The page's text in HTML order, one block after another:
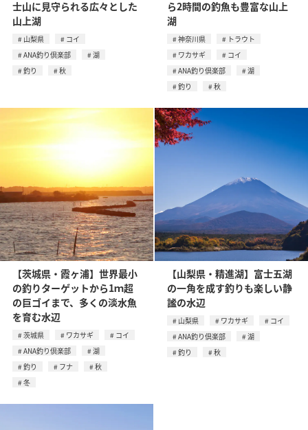
士山に見守られる広々とした
山上湖
山梨県
コイ
ANA釣り倶楽部
湖
釣り
秋
ら2時間の釣魚も豊富な山上
湖
神奈川県
トラウト
ワカサギ
コイ
ANA釣り倶楽部
湖
釣り
秋
【茨城県・霞ヶ浦】世界最小
の釣りターゲットから1ｍ超
の巨ゴイまで、多くの淡水魚
を育む水辺
茨城県 ワカサギ
コイ
ANA釣り倶楽部
湖
釣り
フナ
秋
冬
【山梨県・精進湖】富士五湖
の一角を成す釣りも楽しい静
謐の水辺
山梨県 ワカサギ
コイ
ANA釣り倶楽部
湖
釣り
秋